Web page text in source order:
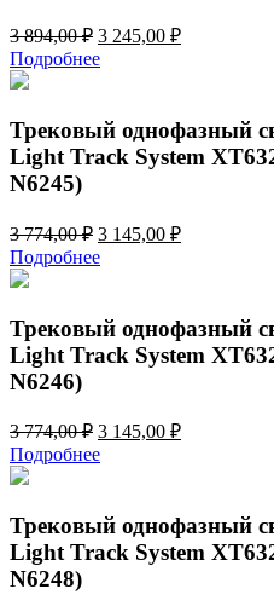
3 894,00₽ Первоначальная
цена
составляла
894,00 ₽.
3 245,00 ₽Текущая
Подробнее
Трековый однофазный
Light Track System
N6245)
3 774,00₽ Первоначальная
цена
составляла
774,00 ₽.
3 145,00 ₽Текущая
Подробнее
Трековый однофазный
Light Track System
N6246)
3 774,00₽ Первоначальная
цена
составляла
774,00 ₽.
3 145,00 ₽Текущая
Подробнее
Трековый однофазный
Light Track System
N6248)